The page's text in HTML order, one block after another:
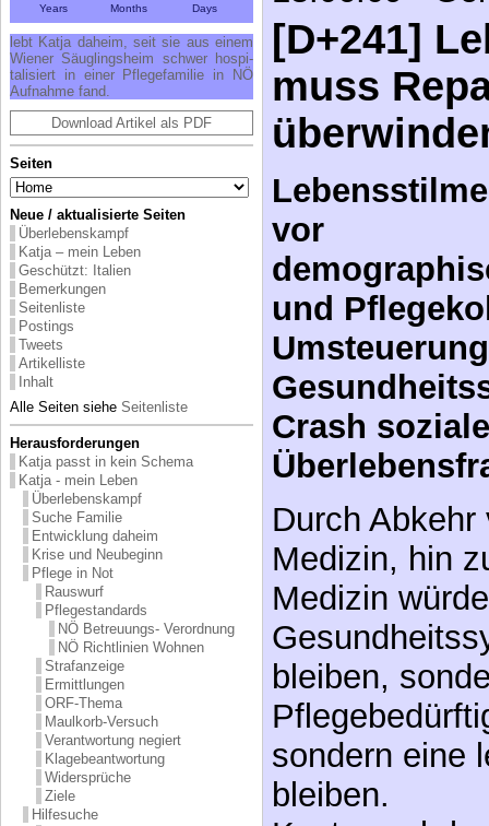
ta­li­siert in ei­ner Pfle­ge­fa­mi­lie in NÖ
Auf­nah­me fand.
Download Artikel als PDF
Seiten
Neue / aktualisierte Seiten
Überlebenskampf
Katja – mein Leben
Geschützt: Italien
Bemerkungen
Seitenliste
Postings
Tweets
Artikelliste
Inhalt
Alle Seiten siehe
Herausforderungen
Katja passt in kein Schema
Katja - mein Leben
Überlebenskampf
Suche Familie
Entwicklung daheim
Krise und Neubeginn
Pflege in Not
Rauswurf
Pflegestandards
NÖ Betreuungs- Verordnung
NÖ Richtlinien Wohnen
Strafanzeige
Ermittlungen
ORF-Thema
Maulkorb-Versuch
Verantwortung negiert
Klagebeantwortung
Widersprüche
Ziele
Hilfesuche
Notruf
Rechtswege
Verfahren 1: Wr JWG
vor
und
Crash
Durch
Medizin, hin
Medizin
bleiben,
sondern eine
bleiben.
einzuführen,
trotz
gar nicht zu